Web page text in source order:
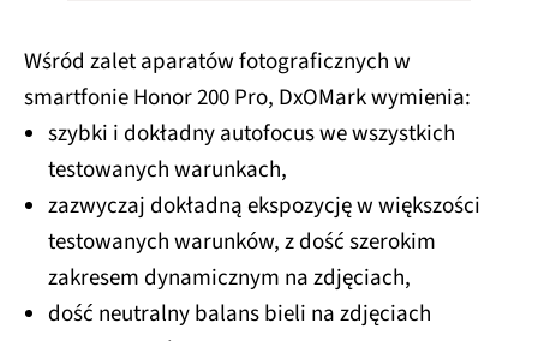
Wśród zalet aparatów fotograficznych w
smartfonie Honor 200 Pro, DxOMark wymienia:
szybki i dokładny autofocus we wszystkich
testowanych warunkach,
zazwyczaj dokładną ekspozycję w większości
testowanych warunków, z dość szerokim
zakresem dynamicznym na zdjęciach,
dość neutralny balans bieli na zdjęciach